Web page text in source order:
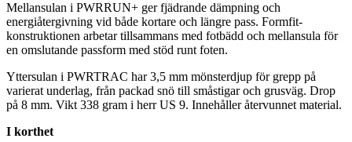
Mellansulan i PWRRUN+ ger fjädrande dämpning och
energiåtergivning vid både kortare och längre pass. Formfit-
konstruktionen arbetar tillsammans med fotbädd och mellansula för
en omslutande passform med stöd runt foten.
Yttersulan i PWRTRAC har 3,5 mm mönsterdjup för grepp på
varierat underlag, från packad snö till småstigar och grusväg. Drop
på 8 mm. Vikt 338 gram i herr US 9. Innehåller återvunnet material.
I korthet